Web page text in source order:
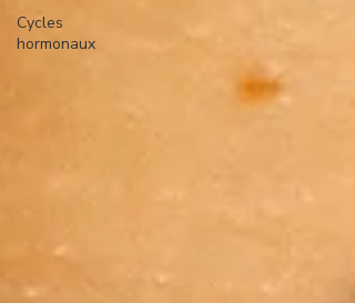
Cycles
hormonaux